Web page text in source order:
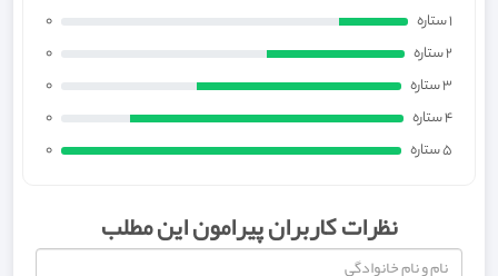
1 ستاره
0
2 ستاره
0
3 ستاره
0
4 ستاره
0
5 ستاره
0
نظرات کاربران پیرامون این مطلب